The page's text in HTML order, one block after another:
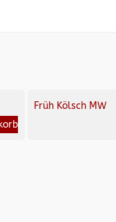
Früh Kölsch MW